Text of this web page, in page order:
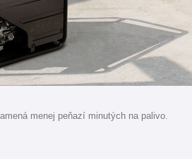
menej peňazí minutých na palivo.